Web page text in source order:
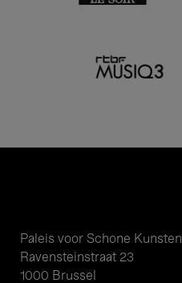
Paleis voor Schone Kunsten
Ravensteinstraat 23
1000 Brussel